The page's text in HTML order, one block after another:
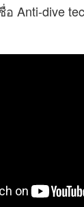
Anti-dive